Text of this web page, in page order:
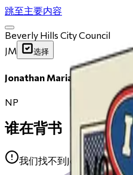
跳至主要内容
Beverly Hills City Council
JM
选择
Jonathan Mariande
NP
谁在背书
我们找不到Jonathan